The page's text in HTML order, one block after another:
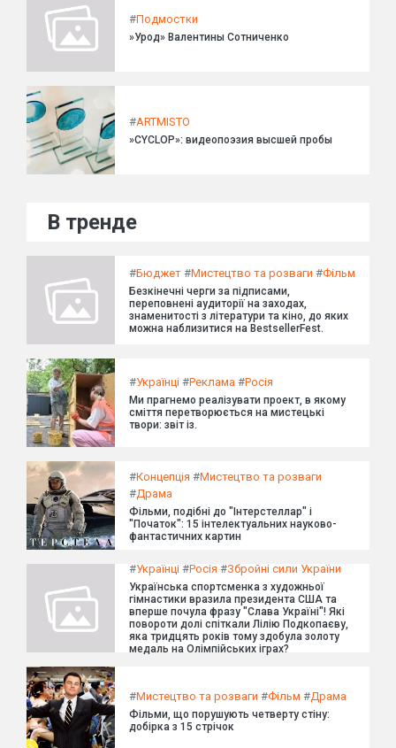
#Подмостки
»Урод» Валентины Сотниченко
#ARTMISTO
»CYCLOP»: видеопоэзия высшей пробы
В тренде
#Бюджет #Мистецтво та розваги #Фільм
Безкінечні черги за підписами,
переповнені аудиторії на заходах,
знаменитості з літератури та кіно, до яких
можна наблизитися на BestsellerFest.
#Українці #Реклама #Росія
Ми прагнемо реалізувати проект, в якому
сміття перетворюється на мистецькі
твори: звіт із.
#Концепція #Мистецтво та розваги
#Драма
Фільми, подібні до "Інтерстеллар" і
"Початок": 15 інтелектуальних науково-
фантастичних картин
#Українці #Росія #Збройні сили України
Українська спортсменка з художньої
гімнастики вразила президента США та
вперше почула фразу "Слава Україні"! Які
повороти долі спіткали Лілію Подкопаєву,
яка тридцять років тому здобула золоту
медаль на Олімпійських іграх?
#Мистецтво та розваги #Фільм #Драма
Фільми, що порушують четверту стіну:
добірка з 15 стрічок